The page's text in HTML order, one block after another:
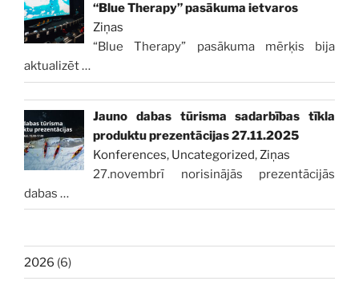
“Blue Therapy” pasākuma ietvaros
Ziņas
“Blue Therapy” pasākuma mērķis bija
aktualizēt…
Jauno dabas tūrisma sadarbības tīkla
produktu prezentācijas 27.11.2025
Konferences, Uncategorized,Ziņas
27.novembrī norisinājās prezentācijās
dabas …
2026 (6)